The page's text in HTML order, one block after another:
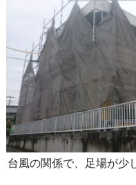
台風の関係で、足場が少